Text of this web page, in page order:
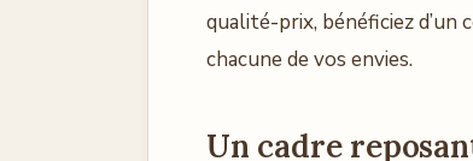
qualité-prix, bénéficiez
chacune de vos envies.
Un cadre